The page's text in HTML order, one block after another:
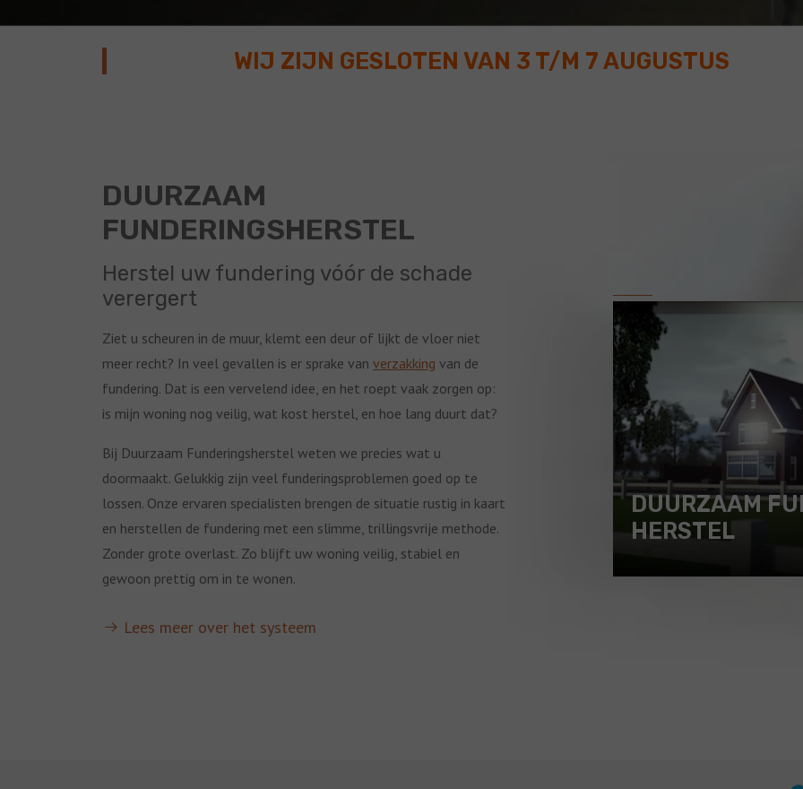
WIJ ZIJN GESLOTEN VAN 3 T/M 7 AUGUSTUS
DUURZAAM
FUNDERINGSHERSTEL
Herstel uw fundering vóór de schade
verergert
Ziet u scheuren in de muur, klemt een deur of lijkt de vloer niet
meer recht? In veel gevallen is er sprake van verzakking van de
fundering. Dat is een vervelend idee, en het roept vaak zorgen op:
is mijn woning nog veilig, wat kost herstel, en hoe lang duurt dat?
Bij Duurzaam Funderingsherstel weten we precies wat u
doormaakt. Gelukkig zijn veel funderingsproblemen goed op te
lossen. Onze ervaren specialisten brengen de situatie rustig in kaart
en herstellen de fundering met een slimme, trillingsvrije methode.
Zonder grote overlast. Zo blijft uw woning veilig, stabiel en
gewoon prettig om in te wonen.
Lees meer over het systeem
DUURZAAM
HERSTEL